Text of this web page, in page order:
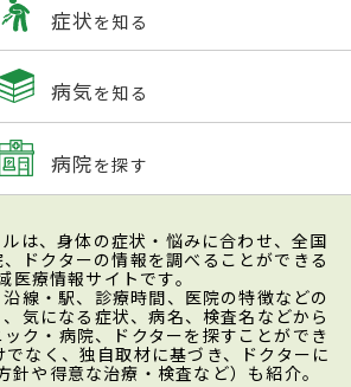
症状を知る
病気を知る
病院を探す
は、身体の症状・悩みに合わせ、全国
ドクターの情報を調べることができる
医療情報サイトです。
線・駅、診療時間、医院の特徴などの
気になる症状、病名、検査名などから
ク・病院、ドクターを探すことができ
でなく、独自取材に基づき、ドクターに
針や得意な治療・検査など）も紹介。